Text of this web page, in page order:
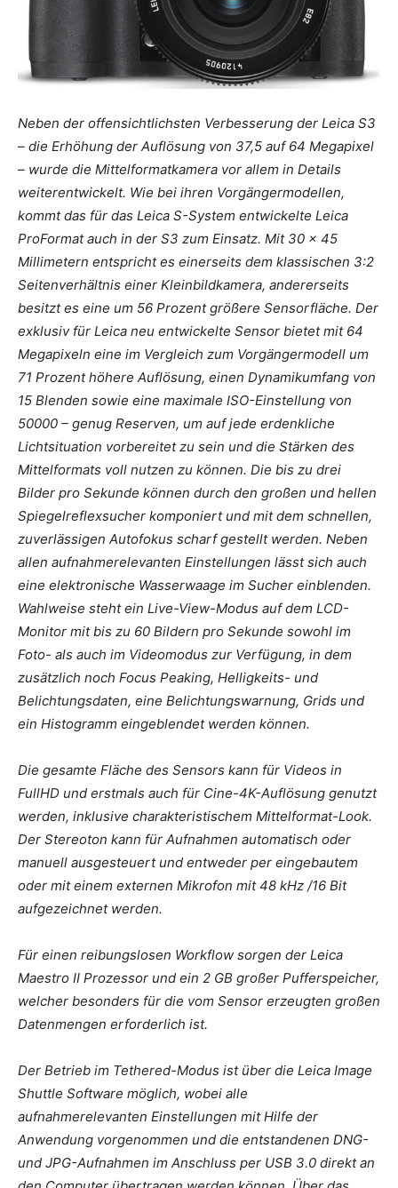
Neben der offensichtlichsten Verbesserung der Leica S3
– die Erhöhung der Auflösung von 37,5 auf 64 Megapixel
– wurde die Mittelformatkamera vor allem in Details
weiterentwickelt. Wie bei ihren Vorgängermodellen,
kommt das für das Leica S-System entwickelte Leica
ProFormat auch in der S3 zum Einsatz. Mit 30 x 45
Millimetern entspricht es einerseits dem klassischen 3:2
Seitenverhältnis einer Kleinbildkamera, andererseits
besitzt es eine um 56 Prozent größere Sensorfläche. Der
exklusiv für Leica neu entwickelte Sensor bietet mit 64
Megapixeln eine im Vergleich zum Vorgängermodell um
71 Prozent höhere Auflösung, einen Dynamikumfang von
15 Blenden sowie eine maximale ISO-Einstellung von
50000 – genug Reserven, um auf jede erdenkliche
Lichtsituation vorbereitet zu sein und die Stärken des
Mittelformats voll nutzen zu können. Die bis zu drei
Bilder pro Sekunde können durch den großen und hellen
Spiegelreflexsucher komponiert und mit dem schnellen,
zuverlässigen Autofokus scharf gestellt werden. Neben
allen aufnahmerelevanten Einstellungen lässt sich auch
eine elektronische Wasserwaage im Sucher einblenden.
Wahlweise steht ein Live-View-Modus auf dem LCD-
Monitor mit bis zu 60 Bildern pro Sekunde sowohl im
Foto- als auch im Videomodus zur Verfügung, in dem
zusätzlich noch Focus Peaking, Helligkeits- und
Belichtungsdaten, eine Belichtungswarnung, Grids und
ein Histogramm eingeblendet werden können.
Die gesamte Fläche des Sensors kann für Videos in
FullHD und erstmals auch für Cine-4K-Auflösung genutzt
werden, inklusive charakteristischem Mittelformat-Look.
Der Stereoton kann für Aufnahmen automatisch oder
manuell ausgesteuert und entweder per eingebautem
oder mit einem externen Mikrofon mit 48 kHz /16 Bit
aufgezeichnet werden.
Für einen reibungslosen Workflow sorgen der Leica
Maestro II Prozessor und ein 2 GB großer Pufferspeicher,
welcher besonders für die vom Sensor erzeugten großen
Datenmengen erforderlich ist.
Der Betrieb im Tethered-Modus ist über die Leica Image
Shuttle Software möglich, wobei alle
aufnahmerelevanten Einstellungen mit Hilfe der
Anwendung vorgenommen und die entstandenen DNG-
und JPG-Aufnahmen im Anschluss per USB 3.0 direkt an